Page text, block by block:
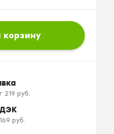
корзину
219 руб.
руб.